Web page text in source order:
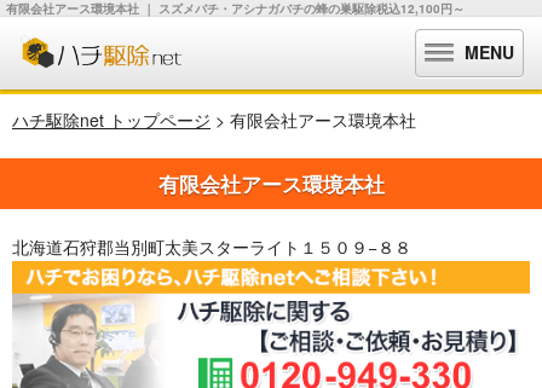
有限会社アース環境本社 ｜ スズメバチ・アシナガバチの蜂の巣駆除税込12,100円～
MENU
ハチ駆除net トップページ > 有限会社アース環境本社
有限会社アース環境本社
北海道石狩郡当別町太美スターライト１５０９−８８